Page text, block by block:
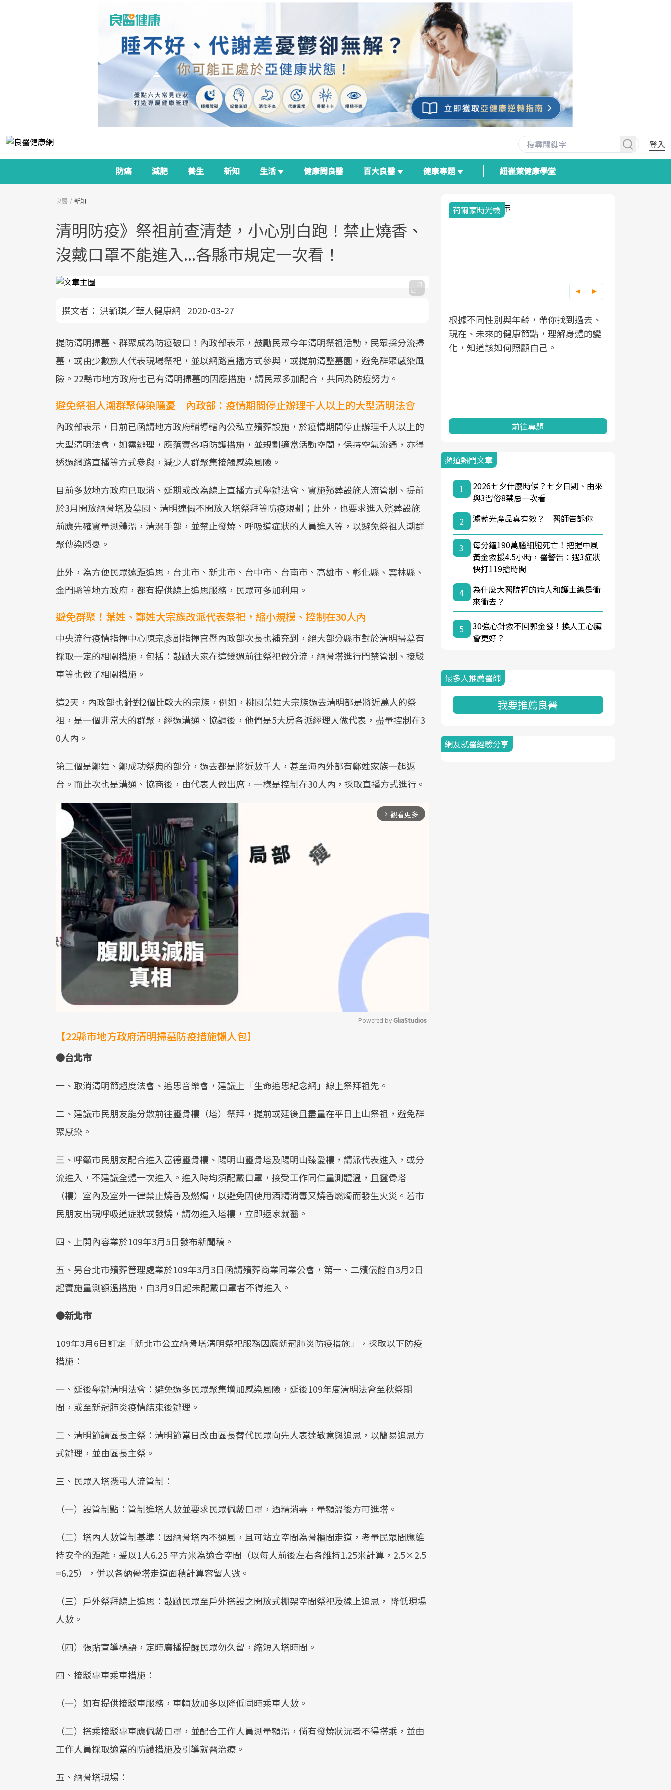
登入
防癌 減肥 養生 新知 生活 健康問良醫 百大良醫 健康專題 紐崔萊健康學堂
良醫 新知
清明防疫》祭祖前查清楚，小心別白跑！禁止燒香、
沒戴口罩不能進入...各縣市規定一次看！
撰文者： 洪毓琪／華人健康網 2020-03-27
提防清明掃墓、群聚成為防疫破口！內政部表示，鼓勵民眾今年清明祭祖活動，民眾採分流掃
墓，或由少數族人代表現場祭祀，並以網路直播方式參與，或提前清整墓園，避免群聚感染風
險。22縣市地方政府也已有清明掃墓的因應措施，請民眾多加配合，共同為防疫努力。
避免祭祖人潮群聚傳染隱憂 內政部：疫情期間停止辦理千人以上的大型清明法會
內政部表示，日前已函請地方政府輔導轄內公私立殯葬設施，於疫情期間停止辦理千人以上的
大型清明法會，如需辦理，應落實各項防護措施，並規劃適當活動空間，保持空氣流通，亦得
透過網路直播等方式參與，減少人群聚集接觸感染風險。
目前多數地方政府已取消、延期或改為線上直播方式舉辦法會、實施殯葬設施人流管制、提前
於3月開放納骨塔及墓園、清明連假不開放入塔祭拜等防疫規劃；此外，也要求進入殯葬設施
前應先確實量測體溫，清潔手部，並禁止發燒、呼吸道症狀的人員進入等，以避免祭祖人潮群
聚傳染隱憂。
此外，為方便民眾遠距追思，台北市、新北市、台中市、台南市、高雄市、彰化縣、雲林縣、
金門縣等地方政府，都有提供線上追思服務，民眾可多加利用。
避免群聚！葉姓、鄭姓大宗族改派代表祭祀，縮小規模、控制在30人內
中央流行疫情指揮中心陳宗彥副指揮官暨內政部次長也補充到，絕大部分縣市對於清明掃墓有
採取一定的相關措施，包括：鼓勵大家在這幾週前往祭祀做分流，納骨塔進行門禁管制、接駁
車等也做了相關措施。
這2天，內政部也針對2個比較大的宗族，例如，桃園葉姓大宗族過去清明都是將近萬人的祭
祖，是一個非常大的群聚，經過溝通、協調後，他們是5大房各派經理人做代表，盡量控制在3
0人內。
第二個是鄭姓、鄭成功祭典的部分，過去都是將近數千人，甚至海內外都有鄭姓家族一起返
台。而此次也是溝通、協商後，由代表人做出席，一樣是控制在30人內，採取直播方式進行。
arrow_forward_ios 觀看更多
Powered by GliaStudios
【22縣市地方政府清明掃墓防疫措施懶人包】
●台北市
一、取消清明節超度法會、追思音樂會，建議上「生命追思紀念網」線上祭拜祖先。
二、建議市民朋友能分散前往靈骨樓（塔）祭拜，提前或延後且盡量在平日上山祭祖，避免群
聚感染。
三、呼籲市民朋友配合進入富德靈骨樓、陽明山靈骨塔及陽明山臻愛樓，請派代表進入，或分
流進入，不建議全體一次進入。進入時均須配戴口罩，接受工作同仁量測體溫，且靈骨塔
（樓）室內及室外一律禁止燒香及燃燭，以避免因使用酒精消毒又燒香燃燭而發生火災。若市
民朋友出現呼吸道症狀或發燒，請勿進入塔樓，立即返家就醫。
四、上開內容業於109年3月5日發布新聞稿。
五、另台北市殯葬管理處業於109年3月3日函請殯葬商業同業公會，第一、二殯儀館自3月2日
起實施量測額溫措施，自3月9日起未配戴口罩者不得進入。
●新北市
109年3月6日訂定「新北市公立納骨塔清明祭祀服務因應新冠肺炎防疫措施」，採取以下防疫
措施：
一、延後舉辦清明法會：避免過多民眾聚集增加感染風險，延後109年度清明法會至秋祭期
間，或至新冠肺炎疫情結束後辦理。
二、清明節請區長主祭：清明節當日改由區長替代民眾向先人表達敬意與追思，以簡易追思方
式辦理，並由區長主祭。
三、民眾入塔憑弔人流管制：
（一）設管制點：管制進塔人數並要求民眾佩戴口罩，酒精消毒，量額溫後方可進塔。
（二）塔內人數管制基準：因納骨塔內不通風，且可站立空間為骨櫃間走道，考量民眾間應維
持安全的距離，爰以1人6.25 平方米為適合空間（以每人前後左右各維持1.25米計算，2.5×2.5
=6.25），併以各納骨塔走道面積計算容留人數。
（三）戶外祭拜線上追思：鼓勵民眾至戶外搭設之開放式棚架空間祭祀及線上追思， 降低現場
人數。
（四）張貼宣導標語，定時廣播提醒民眾勿久留，縮短入塔時間。
四、接駁專車乘車措施：
（一）如有提供接駁車服務，車輛數加多以降低同時乘車人數。
（二）搭乘接駁專車應佩戴口罩，並配合工作人員測量額溫，倘有發燒狀況者不得搭乘，並由
工作人員採取適當的防護措施及引導就醫治療。
五、納骨塔現場：
政策如「健康台灣推動委員會」與「長
照3.0」的推進，「預防醫學」已成全民
關注的核心議題。然而，健檢不只是醫
狀況、啟動健康管理的重要起點。
前往專題
全面啟動你的健康革命！
前往專題
建立對亞健康的認知，進而引導實際的
改善行動。
前往專題
荷爾蒙時光機
根據不同性別與年齡，帶你找到過去、
現在、未來的健康節點，理解身體的變
化，知道該如何照顧自己。
前往專題
頻道熱門文章
1
2026七夕什麼時候？七夕日期、由來
與3習俗8禁忌一次看
2
濾藍光產品真有效？ 醫師告訴你
3
每分鐘190萬腦細胞死亡！把握中風
黃金救援4.5小時，醫警告：遇3症狀
快打119搶時間
4
為什麼大醫院裡的病人和護士總是衝
來衝去？
5
30強心針救不回郭金發！換人工心臟
會更好？
最多人推薦醫師
我要推薦良醫
網友就醫經驗分享